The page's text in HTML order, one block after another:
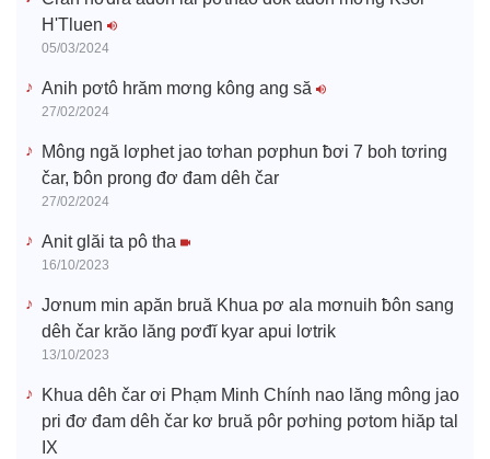
H'Tluen
05/03/2024
Anih pơtô hrăm mơng kông ang să
27/02/2024
Mông ngă lơphet jao tơhan pơphun ƀơi 7 boh tơring
čar, ƀôn prong đơ đam dêh čar
27/02/2024
Anit glăi ta pô tha
16/10/2023
Jơnum min apăn bruă Khua pơ ala mơnuih ƀôn sang
dêh čar krăo lăng pơđĭ kyar apui lơtrik
13/10/2023
Khua dêh čar ơi Phạm Minh Chính nao lăng mông jao
pri đơ đam dêh čar kơ bruă pôr pơhing pơtom hiăp tal
IX